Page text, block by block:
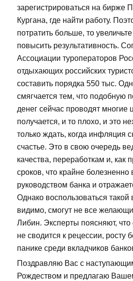
зарегистрироваться на бирже
Кургана, где найти работу.
потратить больше, то
повысить результативность.
Ассоциации туроператоров
отдыхающих российских
составить порядка 550 тыс.
смягчается тем, что подобную
денег сейчас проводят многие
получается, и то плохо, и это
только ждать, когда инфляция
счастье. Это в свою очередь
качества, переработкам и, как
сроков, что крайне болезненно
руководством банка и
Однако воспользоваться
видимо, смогут не все
Либин. Эксперты поясняют, что
не сводится к рецессии, росту
панике среди вкладчиков
Поздравляю Вас с
Рождеством и предлагаю